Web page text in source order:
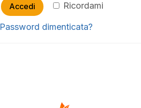
Ricordami
Accedi
Password dimenticata?